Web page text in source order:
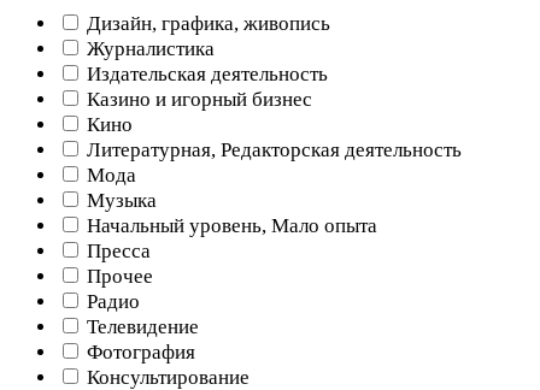
Дизайн, графика, живопись
Журналистика
Издательская деятельность
Казино и игорный бизнес
Кино
Литературная, Редакторская деятельность
Мода
Музыка
Начальный уровень, Мало опыта
Пресса
Прочее
Радио
Телевидение
Фотография
Консультирование